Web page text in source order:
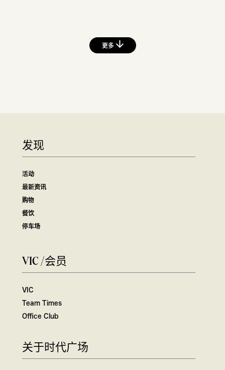
更多
发现
活动
最新资讯
购物
餐饮
停车场
VIC /会员
VIC
Team Times
Office Club
关于时代广场